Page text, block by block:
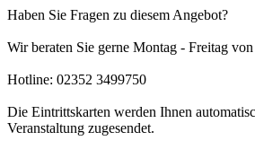
Haben Sie Fragen zu diesem Angebot?
Wir beraten Sie gerne Montag - Freitag
Hotline: 02352 3499750
Die Eintrittskarten werden Ihnen
Veranstaltung zugesendet.